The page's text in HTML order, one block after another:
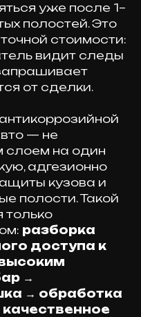
уже после 1–
полостей. Это
стоимости:
видит следы
от сделки.
— не
слоем на один
адгезионно
кузова и
полости. Такой
только
разборка
доступа к
→
→ обработка